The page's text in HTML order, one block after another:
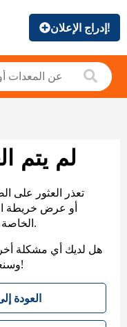
إدراج الإعلان!
لم يتم
تعذر العثور على
الخاصة بنا لمساعدتك في العثور على ما تريد.
هل لديك أي مشكلة
وسنعاود التواصل معك. شكرًا على صبرك!
العودة